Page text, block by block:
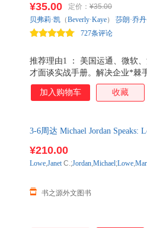
力，让普通员工发挥更大潜能
戴维斯、《知道做到》合著者
单仁博士联袂推荐；中资海派
推荐理由1 ： 美国运通、微软
才面谈实战手册。解决企业*棘
成为一个卓越的管理者，请你
能指导管理者采取*有效的措
¥35.00 定价： ¥35.00
727条评论
贝弗莉·凯 （Beverly·Kaye） 莎朗·乔丹
出版社
加入购物车 收藏
3-6周达 Michael Jordan Speaks:
¥210.00
书之源外文图书
Lowe,JanetC.;Jordan,Michael;Lowe,